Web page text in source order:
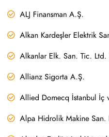
ALJ Finansman A.Ş.
Alkan Kardeşler Elektrik
Alkanlar Elk. San. Tic. Ltd.
Allianz Sigorta A.Ş.
Allied Domecq İstanbul İç
Alpa Hidrolik Makine San.